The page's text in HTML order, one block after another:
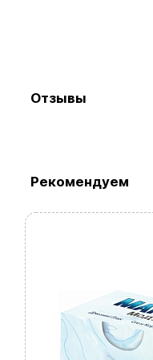
Отзывы
Рекомендуем